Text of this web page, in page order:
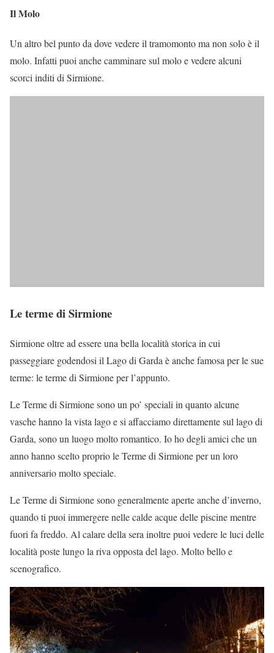
Il Molo
Un altro bel punto da dove vedere il tramomonto ma non solo è il
molo. Infatti puoi anche camminare sul molo e vedere alcuni
scorci inditi di Sirmione.
Le terme di Sirmione
Sirmione oltre ad essere una bella località storica in cui
passeggiare godendosi il Lago di Garda è anche famosa per le sue
terme: le terme di Sirmione per l’appunto.
Le Terme di Sirmione sono un po’ speciali in quanto alcune
vasche hanno la vista lago e si affacciamo direttamente sul lago di
Garda, sono un luogo molto romantico. Io ho degli amici che un
anno hanno scelto proprio le Terme di Sirmione per un loro
anniversario molto speciale.
Le Terme di Sirmione sono generalmente aperte anche d’inverno,
quando ti puoi immergere nelle calde acque delle piscine mentre
fuori fa freddo. Al calare della sera inoltre puoi vedere le luci delle
località poste lungo la riva opposta del lago. Molto bello e
scenografico.